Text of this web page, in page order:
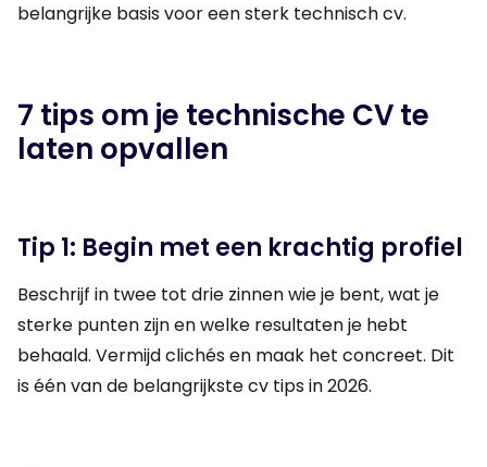
belangrijke basis voor een sterk technisch cv.
7 tips om je technische CV te
laten opvallen
Tip 1: Begin met een krachtig profiel
Beschrijf in twee tot drie zinnen wie je bent, wat je
sterke punten zijn en welke resultaten je hebt
behaald. Vermijd clichés en maak het concreet. Dit
is één van de belangrijkste cv tips in 2026.